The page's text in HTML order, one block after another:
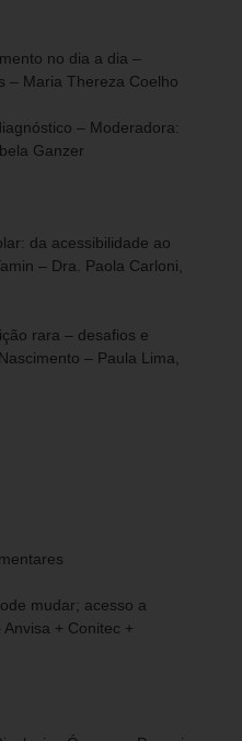
no dia a dia –
– Maria Thereza Coelho
– Moderadora:
Ganzer
da acessibilidade ao
– Dra. Paola Carloni,
rara – desafios e
– Paula Lima,
mudar; acesso a
+ Conitec +